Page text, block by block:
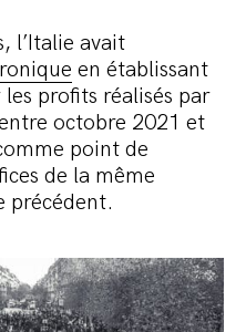
l’Italie avait
en établissant
profits réalisés par
octobre 2021 et
point de
de la même
précédent.